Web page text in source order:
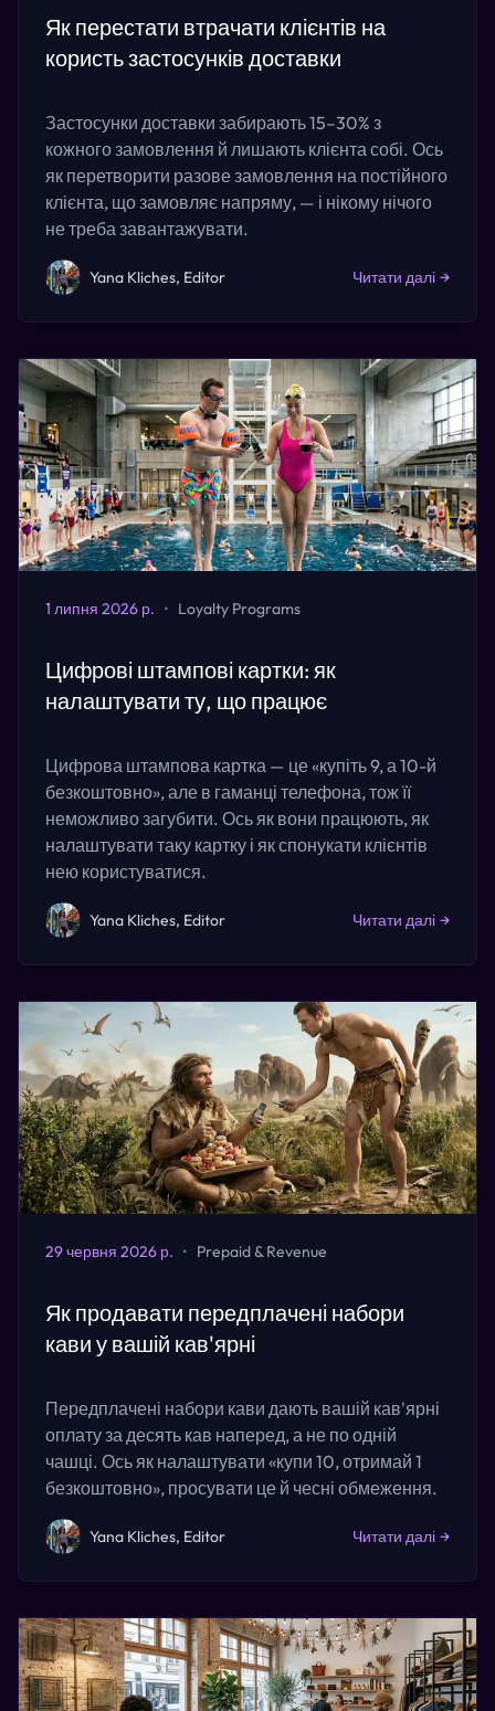
Як перестати втрачати клієнтів на
користь застосунків доставки
Застосунки доставки забирають 15–30% з
кожного замовлення й лишають клієнта собі. Ось
як перетворити разове замовлення на постійного
клієнта, що замовляє напряму, — і нікому нічого
не треба завантажувати.
Yana Kliches, Editor Читати далі →
1 липня 2026 р. • Loyalty Programs
Цифрові штампові картки: як
налаштувати ту, що працює
Цифрова штампова картка — це «купіть 9, а 10-й
безкоштовно», але в гаманці телефона, тож її
неможливо загубити. Ось як вони працюють, як
налаштувати таку картку і як спонукати клієнтів
нею користуватися.
Yana Kliches, Editor Читати далі →
29 червня 2026 р. • Prepaid & Revenue
Як продавати передплачені набори
кави у вашій кав'ярні
Передплачені набори кави дають вашій кав'ярні
оплату за десять кав наперед, а не по одній
чашці. Ось як налаштувати «купи 10, отримай 1
безкоштовно», просувати це й чесні обмеження.
Yana Kliches, Editor Читати далі →